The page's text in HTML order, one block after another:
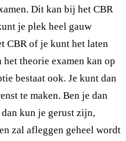
Dit kan bij het CBR
je plek heel gauw
CBR of je kunt het laten
theorie examen kan op
bestaat ook. Je kunt dan
te maken. Ben je dan
kun je gerust zijn,
zal afleggen geheel wordt